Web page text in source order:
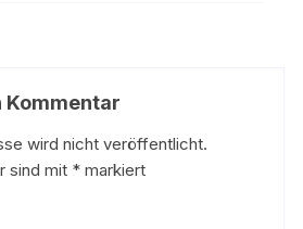
Kommentar
wird nicht veröffentlicht.
sind mit * markiert